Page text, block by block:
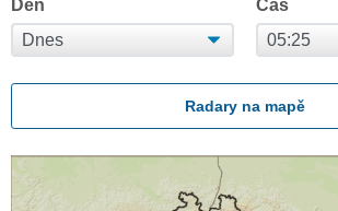
Den Čas
Radary na mapě